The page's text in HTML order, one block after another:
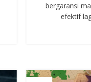
bergaransi
efektif